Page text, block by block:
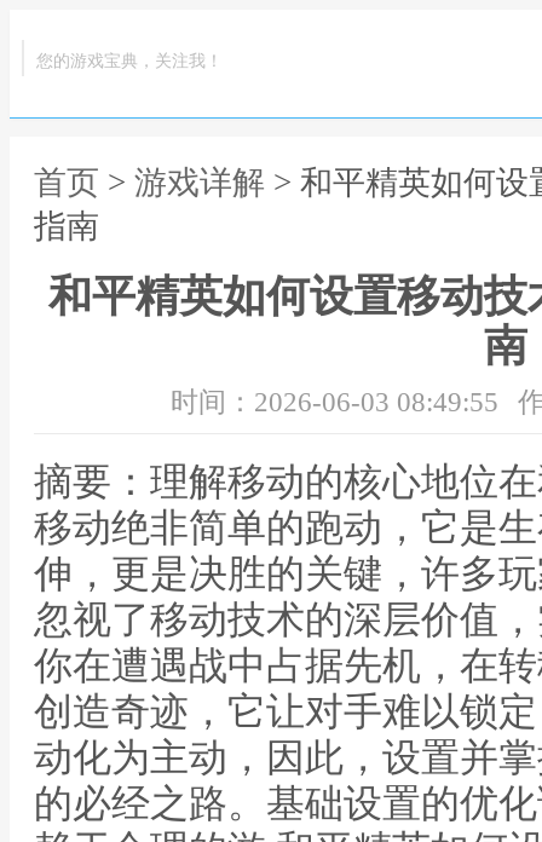
您的游戏宝典，关注我！
首页 > 游戏详解 > 和平精英如何
指南
和平精英如何设置移动
南
时间：2026-06-03 08:49:55
摘要：理解移动的核心地位
移动绝非简单的跑动，它是
伸，更是决胜的关键，许多
忽视了移动技术的深层价值
你在遭遇战中占据先机，在
创造奇迹，它让对手难以锁
动化为主动，因此，设置并
的必经之路。基础设置的优